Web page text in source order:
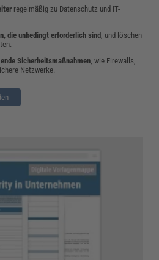
regelmäßig zu Datenschutz und IT-
die unbedingt erforderlich sind , und löschen
Sicherheitsmaßnahmen, wie Firewalls,
Netzwerke.